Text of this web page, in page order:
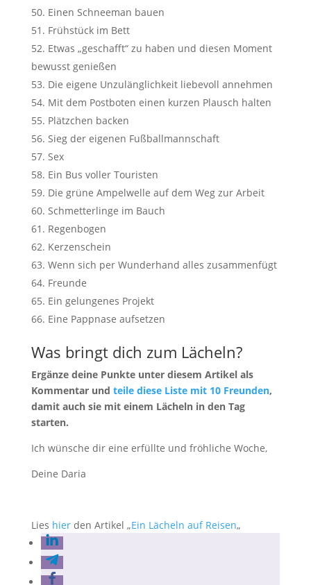
Einen Schneeman bauen
Frühstück im Bett
Etwas „geschafft“ zu haben und diesen Moment
bewusst genießen
Die eigene Unzulänglichkeit liebevoll annehmen
Mit dem Postboten einen kurzen Plausch halten
Plätzchen backen
Sieg der eigenen Fußballmannschaft
Sex
Ein Bus voller Touristen
Die grüne Ampelwelle auf dem Weg zur Arbeit
Schmetterlinge im Bauch
Regenbogen
Kerzenschein
Wenn sich per Wunderhand alles zusammenfügt
Freunde
Ein gelungenes Projekt
Eine Pappnase aufsetzen
Was bringt dich zum Lächeln?
Ergänze deine Punkte unter diesem Artikel als
Kommentar und teile diese Liste mit 10 Freunden,
damit auch sie mit einem Lächeln in den Tag
starten.
Ich wünsche dir eine erfüllte und fröhliche Woche,
Deine Daria
Lies hier den Artikel „Ein Lächeln auf Reisen„